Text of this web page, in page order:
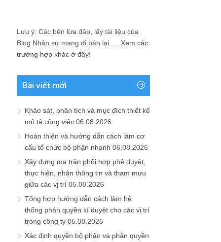
Lưu ý: Các bên lừa đảo, lấy tài liệu của
Blog Nhân sự mang đi bán lại .... Xem các
trường hợp khác ở đây!
Bài viết mới
Khảo sát, phân tích và mục đích thiết kế
mô tả công việc 06.08.2026
Hoàn thiện và hướng dẫn cách làm cơ
cấu tổ chức bộ phận nhanh 06.08.2026
Xây dựng ma trận phối hợp phê duyệt,
thực hiện, nhận thông tin và tham mưu
giữa các vị trí 05.08.2026
Tổng hợp hướng dẫn cách làm hệ
thống phân quyền kí duyệt cho các vị trí
trong công ty 05.08.2026
Xác định quyền bộ phận và phân quyền